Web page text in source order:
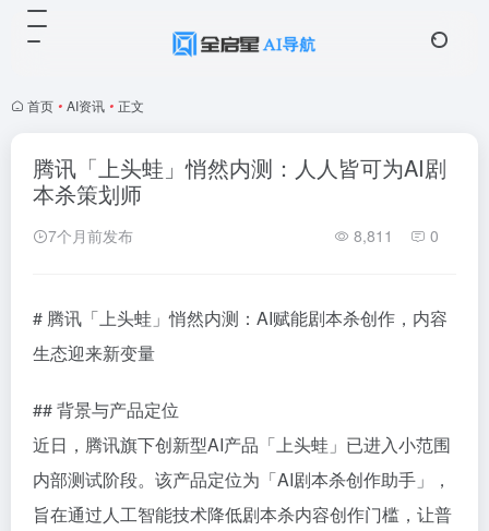
首页 • AI资讯 • 正文
腾讯「上头蛙」悄然内测：人人皆可为AI剧
本杀策划师
7个月前发布 8,811 0
# 腾讯「上头蛙」悄然内测：AI赋能剧本杀创作，内容
生态迎来新变量
## 背景与产品定位
近日，腾讯旗下创新型AI产品「上头蛙」已进入小范围
内部测试阶段。该产品定位为「AI剧本杀创作助手」，
旨在通过人工智能技术降低剧本杀内容创作门槛，让普